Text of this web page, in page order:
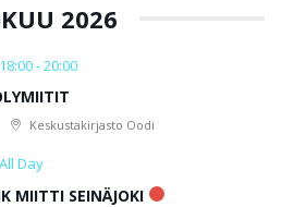
2026
18:00-20:00
Keskustakirjasto Oodi
All Day
MIITTI SEINÄJOKI